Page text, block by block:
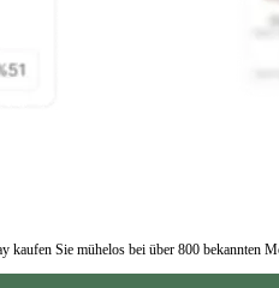
Sie mühelos bei über 800 bekannten